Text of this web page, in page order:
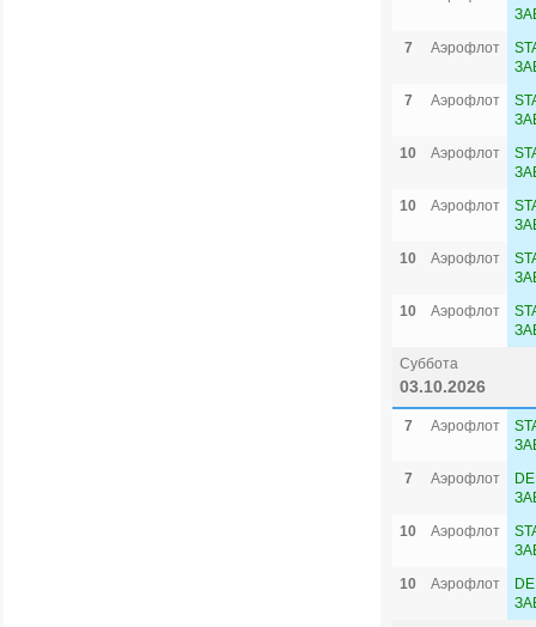
7
Аэрофлот
7
Аэрофлот
10
Аэрофлот
10
Аэрофлот
10
Аэрофлот
10
Аэрофлот
Суббота
03.10.2026
7 Аэрофлот
7
Аэрофлот
10
Аэрофлот
10
Аэрофлот